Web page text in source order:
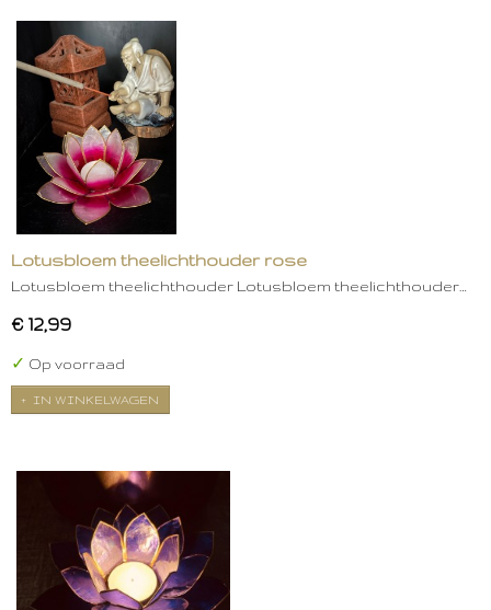
Lotusbloem theelichthouder rose
Lotusbloem theelichthouder Lotusbloem theelichthouder…
€ 12,99
✓ Op voorraad
IN WINKELWAGEN